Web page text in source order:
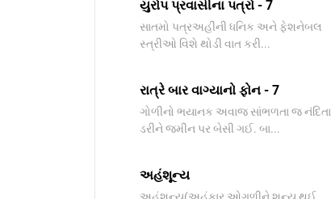
યુરોપ પ્રવાસીના પત્રો - 7
સાતમો પત્રઅહીંની ધનિક અને ફેશનેબલ
સ્ત્રીઓ વિશે થોડી વાત કરી...
રાત્રે બાર વાગ્યાનો ફોન - 7
ગોળીનો ભયાનક અવાજ સાંભળતા જ નંદિતા
ડરીને જમીન પર બેસી ગઈ. બા...
અહંશૂન્ય